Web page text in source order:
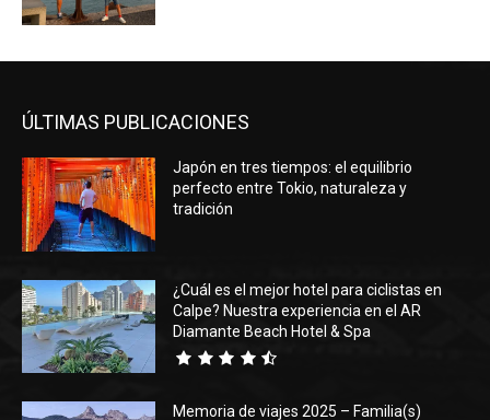
ÚLTIMAS PUBLICACIONES
Japón en tres tiempos: el equilibrio
perfecto entre Tokio, naturaleza y
tradición
¿Cuál es el mejor hotel para ciclistas en
Calpe? Nuestra experiencia en el AR
Diamante Beach Hotel & Spa
Memoria de viajes 2025 – Familia(s)